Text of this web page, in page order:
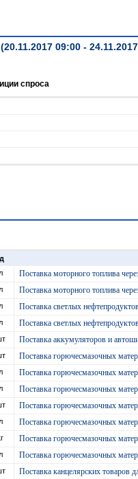
09:00 -
спроса
л Поставка моторного топлива
л Поставка моторного топлива
л Поставка светлых
л Поставка светлых
Поставка аккумуляторов и
Поставка горючесмазочных
л Поставка горючесмазочных
л Поставка горючесмазочных
Поставка горючесмазочных
л Поставка горючесмазочных
Поставка горючесмазочных
л Поставка горючесмазочных
Поставка канцелярских